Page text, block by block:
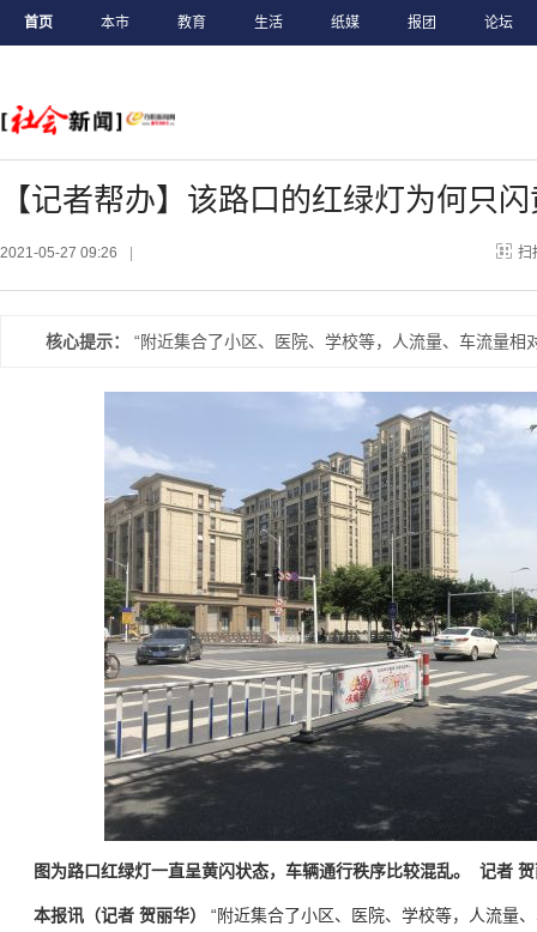
首页 本市 教育 生活 纸媒 报团 论坛
【记者帮办】该路口的红绿灯为何只
2021-05-27 09:26 扫
核心提示： “附近集合了小区、医院、学校等，人流量、车流量相
图为路口红绿灯一直呈黄闪状态，车辆通行秩序比较混乱。 记者
本报讯（记者 贺丽华）
“附近集合了小区、医院、学校等，人流量